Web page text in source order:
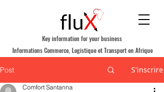
Informations Commerce, Logistique et Transport en Afrique
Key information for your business
Post S'inscrire
Comfort Santanna